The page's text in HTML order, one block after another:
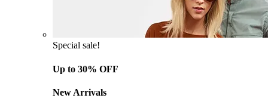
Special sale!
Up to 30% OFF
New Arrivals